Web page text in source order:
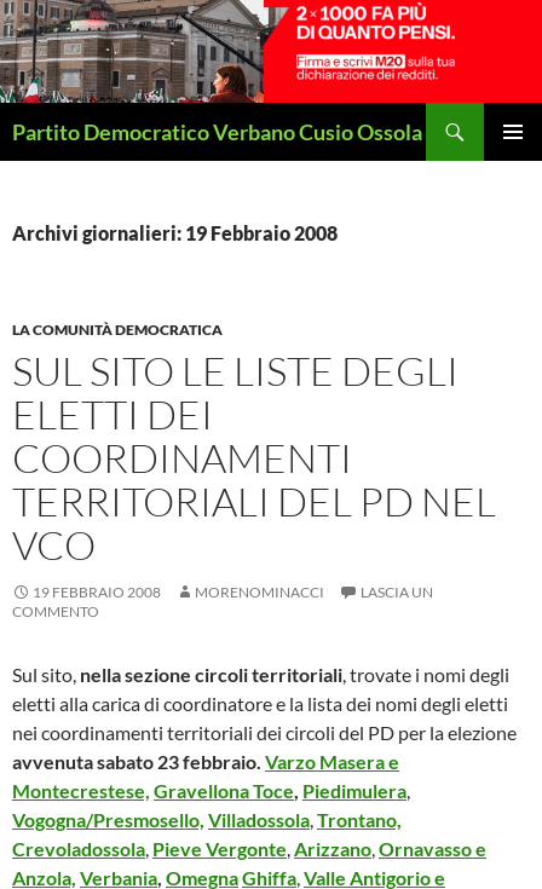
Vai
al
contenuto
Partito Democratico Verbano Cusio Ossola
Archivi giornalieri: 19 Febbraio 2008
LA COMUNITÀ DEMOCRATICA
SUL SITO LE LISTE DEGLI
ELETTI DEI
COORDINAMENTI
TERRITORIALI DEL PD NEL
VCO
19 FEBBRAIO 2008 MORENOMINACCI
LASCIA UN
COMMENTO
Sul sito, nella sezione circoli territoriali, trovate i nomi degli
eletti alla carica di coordinatore e la lista dei nomi degli eletti
nei coordinamenti territoriali dei circoli del PD per la elezione
avvenuta sabato 23 febbraio. Varzo Masera e
Montecrestese, Gravellona Toce, Piedimulera,
Vogogna/Presmosello, Villadossola,Trontano,
Crevoladossola, Pieve Vergonte,Arizzano,Ornavasso e
Anzola, Verbania, OmegnaGhiffa,Valle Antigorio e